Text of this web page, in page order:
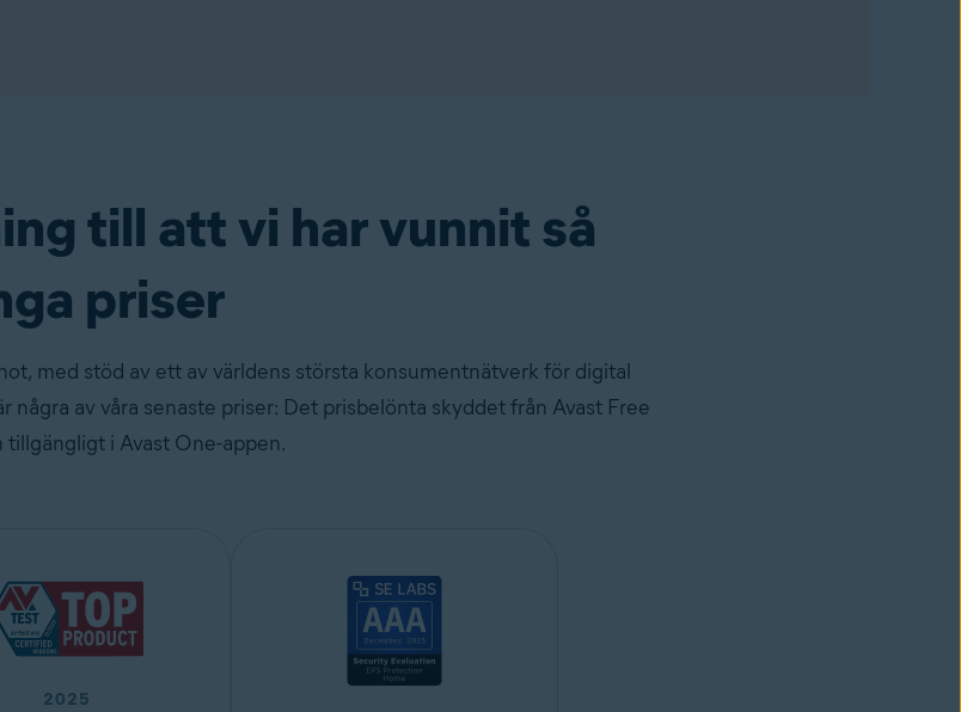
till att vi har vunnit så
priser
med stöd av ett av världens största konsumentnätverk för digital
av våra senaste priser: Det prisbelönta skyddet från Avast Free
tillgängligt i Avast One-appen.
2025